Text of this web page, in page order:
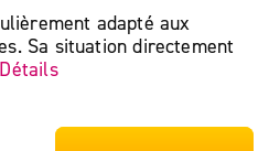
adapté aux
Sa situation directement
Détails